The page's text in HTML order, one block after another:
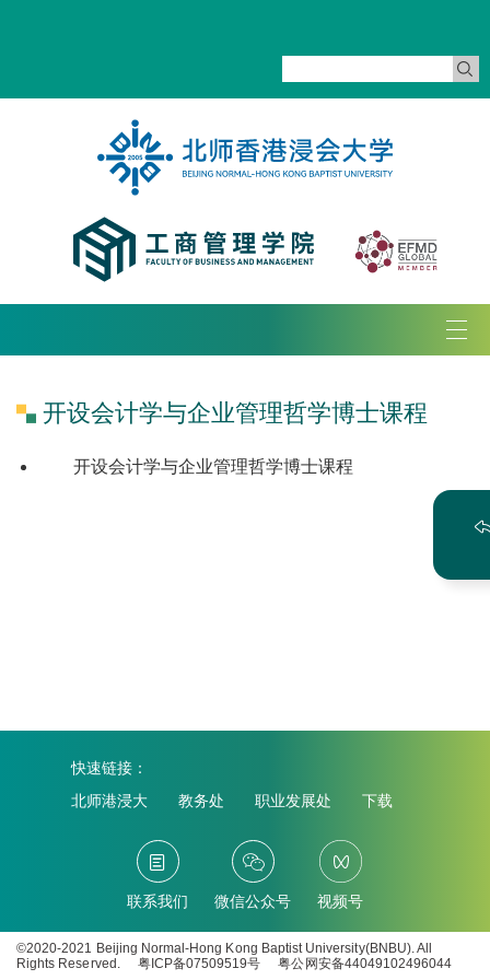
开设会计学与企业管理哲学博士课程
开设会计学与企业管理哲学博士课程
快速链接：
北师港浸大
教务处 职业发展处 下载
联系我们 微信公众号 视频号
©2020-2021 Beijing Normal-Hong Kong Baptist University(BNBU). All
Rights Reserved.
粤ICP备07509519号 粤公网安备44049102496044